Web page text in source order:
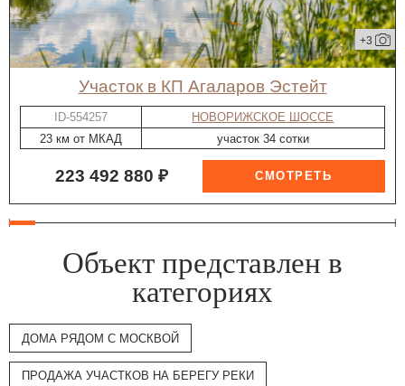
+3
участок в КП Агаларов Эстейт
ID-554257
НОВОРИЖСКОЕ ШОССЕ
23 км от МКАД
участок 34 сотки
223 492 880 ₽
Объект представлен в
категориях
ДОМА РЯДОМ С МОСКВОЙ
ПРОДАЖА УЧАСТКОВ НА БЕРЕГУ РЕКИ